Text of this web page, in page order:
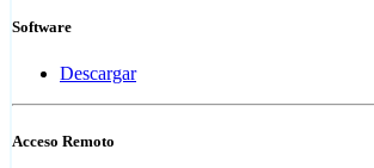
Software
Descargar
Acceso Remoto